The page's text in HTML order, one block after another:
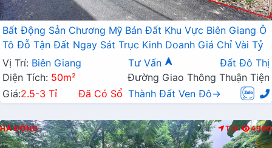
Bất Động Sản Chương Mỹ Bán Đất Khu Vực Biên Giang Ô
Tô Đỗ Tận Đất Ngay Sát Trục Kinh Doanh Giá Chỉ Vài Tỷ
Vị Trí: Biên Giang Tư Vấn
Đất Đô Thị
Diện Tích: 50m²
Đường Giao Thông Thuận Tiện
Giá:2.5-3 Tỉ Đã Có Sổ Thành Đất Ven Đô→
HÀ ĐÔNG T.N 4900